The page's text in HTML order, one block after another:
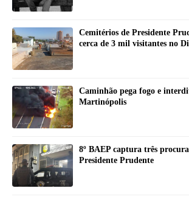
Cemitérios de Presidente
cerca de 3 mil visitantes no
Caminhão pega fogo e
Martinópolis
8º BAEP captura três
Presidente Prudente